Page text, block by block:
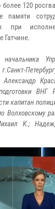
120
памяти
при
Гатчине.
ВНГ
капитан
Волховскому
К.;